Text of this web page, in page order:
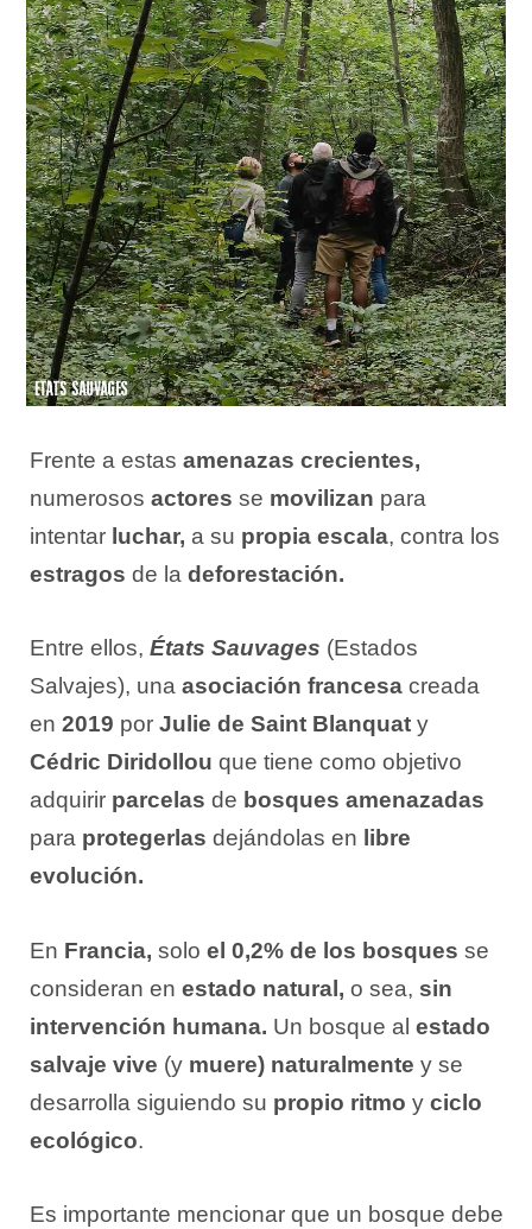
Frente a estas amenazas crecientes,
numerososactores se movilizan para
intentar luchar, a su propia escala, contra los
estragos de ladeforestación.
Entre ellos,États Sauvages (Estados
Salvajes), unaasociación francesa creada
en2019 porJulie de Saint Blanquat y
Cédric Diridollou que tiene como objetivo
adquirir parcelas de bosques amenazadas
para protegerlas dejándolas en libre
evolución.
En Francia, soloel 0,2% de los bosques se
consideran enestado natural, o sea, sin
intervención humana. Un bosque al estado
salvaje vive (y muere) naturalmente y se
desarrolla siguiendo su propio ritmo yciclo
ecológico.
Es importante mencionar que un bosque debe